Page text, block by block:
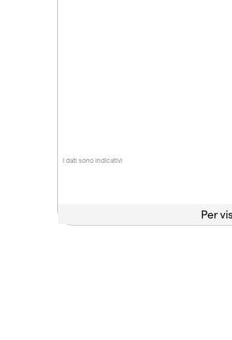
I dati sono indicativi
Per